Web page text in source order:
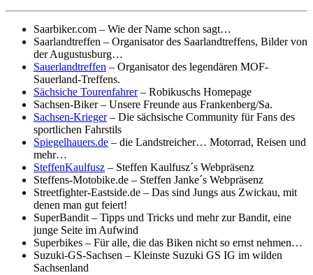
Saarbiker.com – Wie der Name schon sagt…
Saarlandtreffen – Organisator des Saarlandtreffens, Bilder von
der Augustusburg…
Sauerlandtreffen – Organisator des legendären MOF-
Sauerland-Treffens.
Sächsiche Tourenfahrer– Robikuschs Homepage
Sachsen-Biker – Unsere Freunde aus Frankenberg/Sa.
Sachsen-Krieger– Die sächsische Community für Fans des
sportlichen Fahrstils
Spiegelhauers.de – die Landstreicher… Motorrad, Reisen und
mehr…
SteffenKaulfusz – Steffen Kaulfusz´s Webpräsenz
Steffens-Motobike.de – Steffen Janke´s Webpräsenz
Streetfighter-Eastside.de – Das sind Jungs aus Zwickau, mit
denen man gut feiert!
SuperBandit – Tipps und Tricks und mehr zur Bandit, eine
junge Seite im Aufwind
Superbikes – Für alle, die das Biken nicht so ernst nehmen…
Suzuki-GS-Sachsen – Kleinste Suzuki GS IG im wilden
Sachsenland